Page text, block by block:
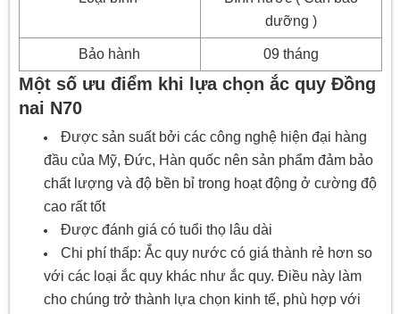
dưỡng )
Bảo hành 09 tháng
Một số ưu điểm khi lựa chọn ắc quy Đồng
nai N70
Được sản suất bởi các công nghệ hiện đại hàng
đầu của Mỹ, Đức, Hàn quốc nên sản phẩm đảm bảo
chất lượng và độ bền bỉ trong hoạt động ở cường độ
cao rất tốt
Được đánh giá có tuổi thọ lâu dài
Chi phí thấp: Ắc quy nước có giá thành rẻ hơn so
với các loại ắc quy khác như ắc quy. Điều này làm
cho chúng trở thành lựa chọn kinh tế, phù hợp với